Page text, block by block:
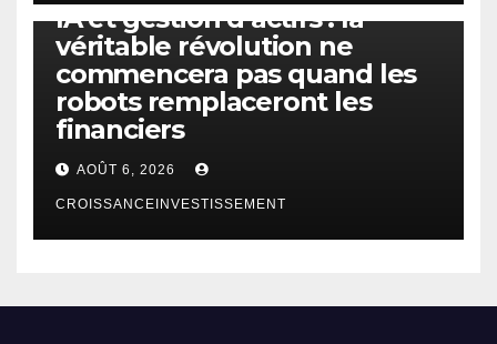
IA et gestion d’actifs : la
véritable révolution ne
commencera pas quand les
robots remplaceront les
financiers
AOÛT 6, 2026
CROISSANCEINVESTISSEMENT